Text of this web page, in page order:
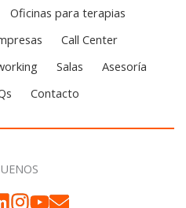
Oficinas para terapias
Call Center
Salas
Asesoría
Contacto